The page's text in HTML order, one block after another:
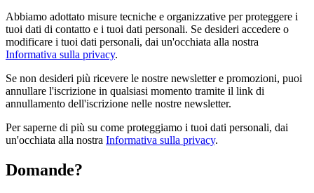
Abbiamo adottato misure tecniche e organizzative per proteggere i
tuoi dati di contatto e i tuoi dati personali. Se desideri accedere o
modificare i tuoi dati personali, dai un'occhiata alla nostra
Informativa sulla privacy.
Se non desideri più ricevere le nostre newsletter e promozioni, puoi
annullare l'iscrizione in qualsiasi momento tramite il link di
annullamento dell'iscrizione nelle nostre newsletter.
Per saperne di più su come proteggiamo i tuoi dati personali, dai
un'occhiata alla nostra Informativa sulla privacy.
Domande?